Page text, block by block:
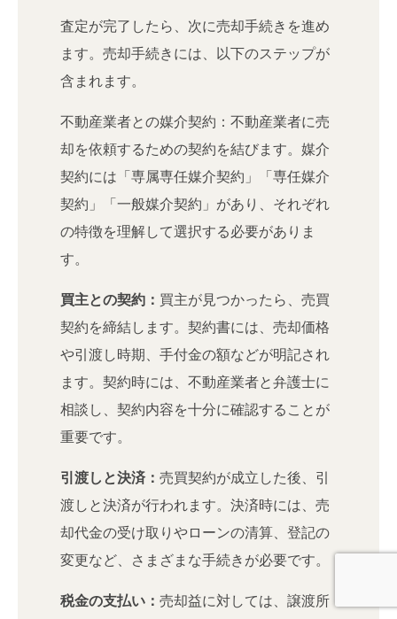
査定が完了したら、次に売却手続きを進め
ます。売却手続きには、以下のステップが
含まれます。
不動産業者との媒介契約：不動産業者に売
却を依頼するための契約を結びます。媒介
契約には「専属専任媒介契約」「専任媒介
契約」「一般媒介契約」があり、それぞれ
の特徴を理解して選択する必要がありま
す。
買主との契約： 買主が見つかったら、売買
契約を締結します。契約書には、売却価格
や引渡し時期、手付金の額などが明記され
ます。契約時には、不動産業者と弁護士に
相談し、契約内容を十分に確認することが
重要です。
引渡しと決済： 売買契約が成立した後、引
渡しと決済が行われます。決済時には、売
却代金の受け取りやローンの清算、登記の
変更など、さまざまな手続きが必要です。
税金の支払い： 売却益に対しては、譲渡所